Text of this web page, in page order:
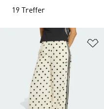
19 Treffer